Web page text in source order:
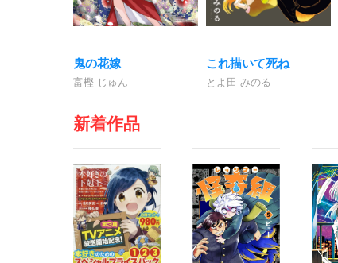
鬼の花嫁
富樫 じゅん
これ描いて死ね
とよ田 みのる
新着作品